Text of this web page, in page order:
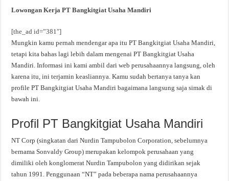
Lowongan Kerja PT Bangkitgiat Usaha Mandiri
[the_ad id=”381″]
Mungkin kamu pernah mendengar apa itu PT Bangkitgiat Usaha Mandiri,
tetapi kita bahas lagi lebih dalam mengenai PT Bangkitgiat Usaha
Mandiri. Informasi ini kami ambil dari web perusahaannya langsung, oleh
karena itu, ini terjamin keasliannya. Kamu sudah bertanya tanya kan
profile PT Bangkitgiat Usaha Mandiri bagaimana langsung saja simak di
bawah ini.
Profil PT Bangkitgiat Usaha Mandiri
NT Corp (singkatan dari Nurdin Tampubolon Corporation, sebelumnya
bernama Sonvaldy Group) merupakan kelompok perusahaan yang
dimiliki oleh konglomerat Nurdin Tampubolon yang didirikan sejak
tahun 1991. Penggunaan “NT” pada beberapa nama perusahaannya